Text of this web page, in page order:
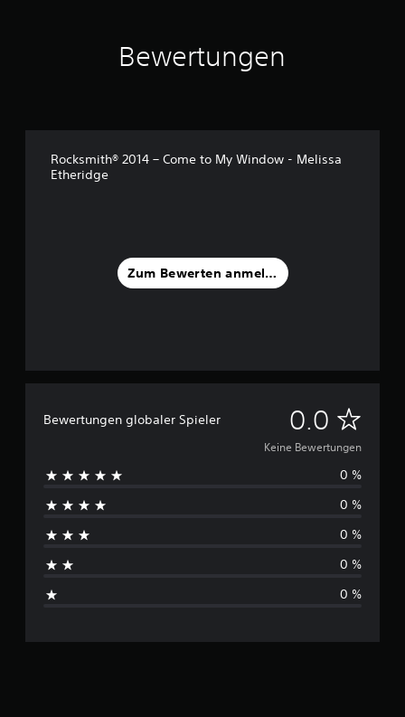
Bewertungen
Rocksmith® 2014 – Come to My Window - Melissa
Etheridge
Zum Bewerten anmelden
Bewertungen globaler Spieler 0.0 K
e
n
e
B
w
Keine Bewertungen
0 %
0 %
0 %
0 %
0 %